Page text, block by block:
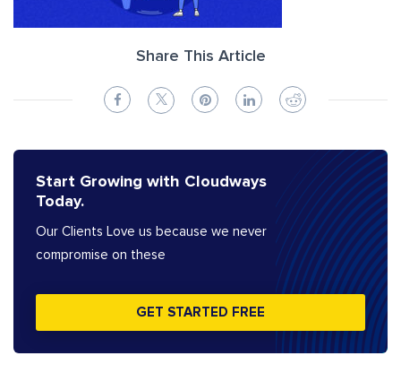
Share This Article
Start Growing with Cloudways
Today.
Our Clients Love us because we never
compromise on these
GET STARTED FREE